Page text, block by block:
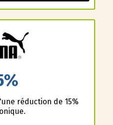
réduction de 15%